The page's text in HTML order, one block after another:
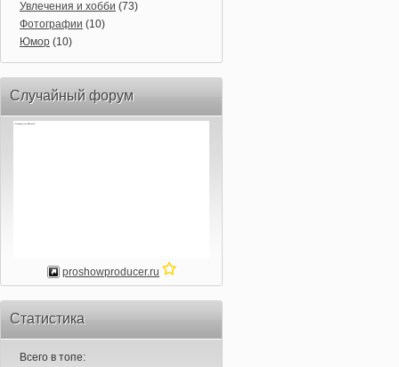
Увлечения и хобби (73)
Фотографии (10)
Юмор (10)
Случайный форум
proshowproducer.ru
Статистика
Всего в топе: